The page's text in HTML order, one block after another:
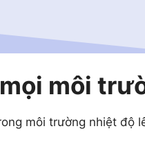
môi
môi trường nhiệt độ